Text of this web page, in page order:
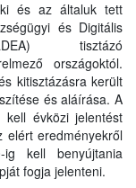
ki és az általuk tett
és Digitális
tisztázó
országoktól.
kitisztázásra került
és aláírása. A
kell évközi jelentést
elért eredményekről
kell benyújtania
fogja jelenteni.